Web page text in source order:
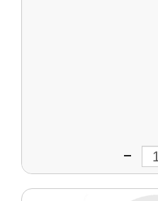
Wprowadź